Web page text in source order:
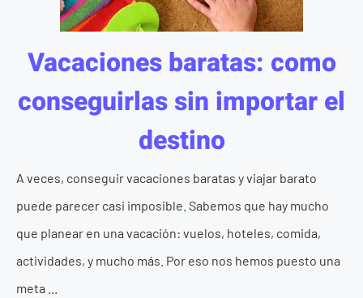
Vacaciones baratas: como
conseguirlas sin importar el
destino
A veces, conseguir vacaciones baratas y viajar barato
puede parecer casi imposible. Sabemos que hay mucho
que planear en una vacación: vuelos, hoteles, comida,
actividades, y mucho más. Por eso nos hemos puesto una
meta ...